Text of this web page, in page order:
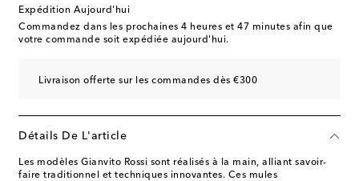
Expédition Aujourd'hui
Commandez dans les prochaines 4 heures et 47 minutes afin que
votre commande soit expédiée aujourd'hui.
Livraison offerte sur les commandes dès €300
Détails De L'article
Les modèles Gianvito Rossi sont réalisés à la main, alliant savoir-
faire traditionnel et techniques innovantes. Ces mules